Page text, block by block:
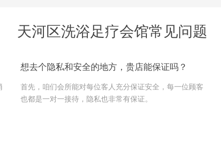
天河区洗浴足疗会馆常见问题
想去个隐私和安全的地方，贵店能保证吗？
首先，咱们会所能对每位客人充分保证安全，每一位顾客
也都是一对一接待，隐私也非常有保证。